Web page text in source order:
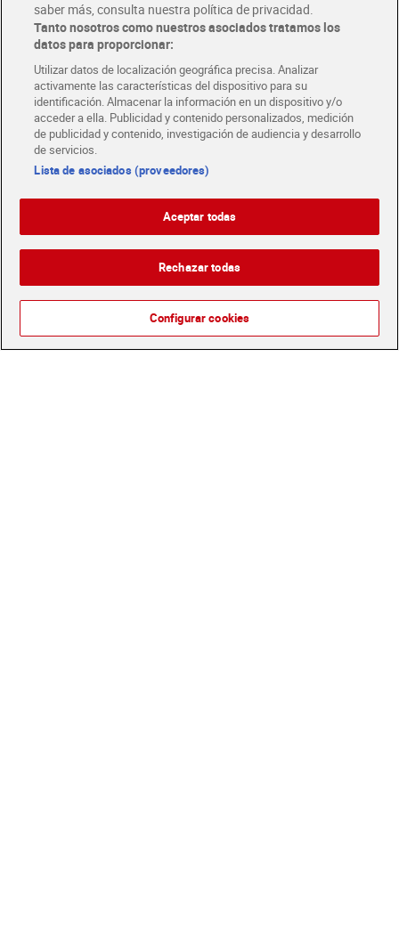
65% Dia Temptation 6 x 52
limón Dia Temptation 6 x
112 g
Sin gluten
saber más, consulta nuestra política de privacidad.
Tanto nosotros como nuestros asociados tratamos los
datos para proporcionar:
Utilizar datos de localización geográfica precisa. Analizar
activamente las características del dispositivo para su
identificación. Almacenar la información en un dispositivo y/o
acceder a ella. Publicidad y contenido personalizados, medición
de publicidad y contenido, investigación de audiencia y desarrollo
de servicios.
Lista de asociados (proveedores)
Aceptar todas
Rechazar todas
Configurar cookies